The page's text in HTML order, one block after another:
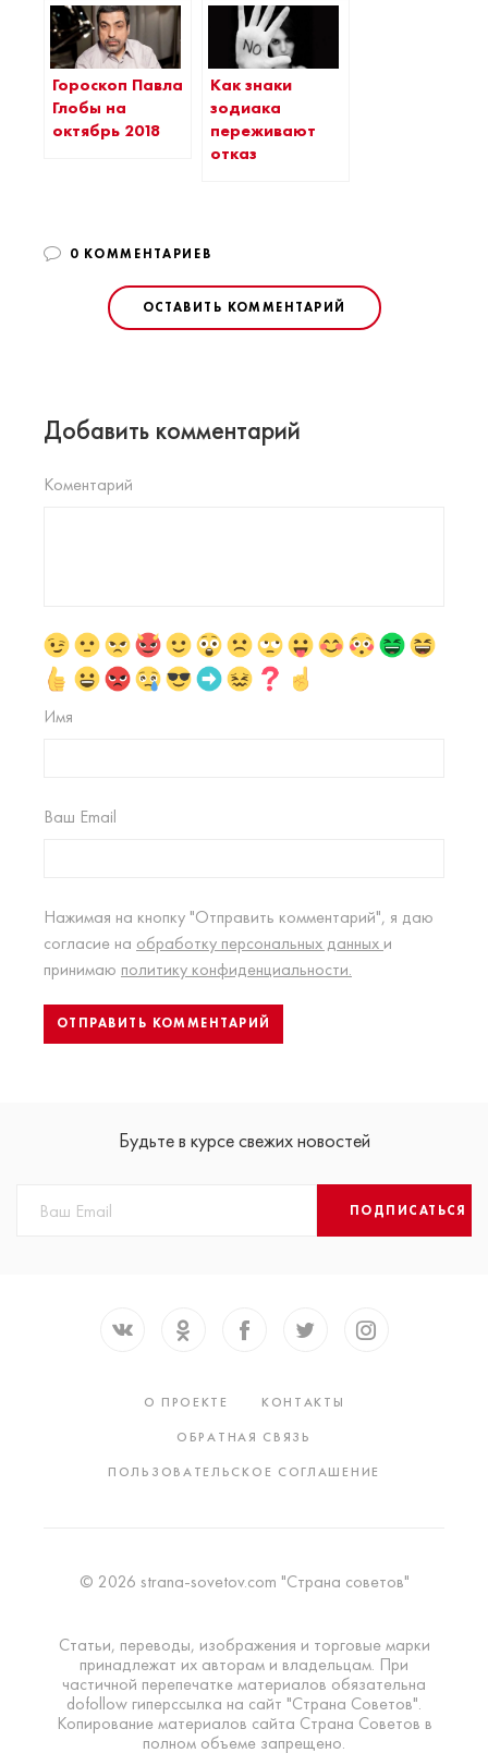
Гороскоп Павла
Глобы на
октябрь 2018
Как знаки
зодиака
переживают
отказ
0 КОММЕНТАРИЕВ
ОСТАВИТЬ КОММЕНТАРИЙ
Добавить комментарий
Коментарий
Имя
Ваш Email
Нажимая на кнопку "Отправить комментарий", я даю
согласие на обработку персональных данных и
принимаю политику конфиденциальности.
Будьте в курсе свежих новостей
ПОДПИСАТЬСЯ
О ПРОЕКТЕ
КОНТАКТЫ
ОБРАТНАЯ СВЯЗЬ
ПОЛЬЗОВАТЕЛЬСКОЕ СОГЛАШЕНИЕ
© 2026 strana-sovetov.com "Страна советов"
Статьи, переводы, изображения и торговые марки
принадлежат их авторам и владельцам. При
частичной перепечатке материалов обязательна
dofollow гиперссылка на сайт "Страна Советов".
Копирование материалов сайта Страна Советов в
полном объеме запрещено.